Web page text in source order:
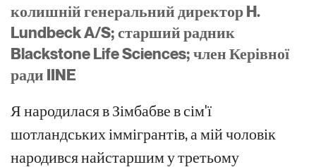
колишній генеральний директор H.
Lundbeck A/S; старший радник
Blackstone Life Sciences; член Керівної
ради IINE
Я народилася в Зімбабве в сім'ї
шотландських іммігрантів, а мій чоловік
народився найстаршим у третьому